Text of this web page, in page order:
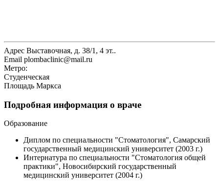
Адрес Выставочная, д. 38/1, 4 эт..
Email plombaclinic@mail.ru
Метро:
Студенческая
Площадь Маркса
Подробная информация о враче
Образование
Диплом по специальности "Стоматология", Самарский
государственный медицинский университет (2003 г.)
Интернатура по специальности "Стоматология общей
практики", Новосибирский государственный
медицинский университет (2004 г.)